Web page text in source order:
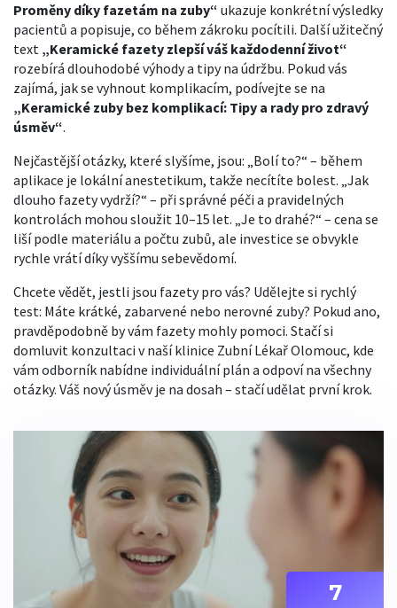
Proměny díky fazetám na zuby“ ukazuje konkrétní výsledky
pacientů a popisuje, co během zákroku pocítili. Další užitečný
text „Keramické fazety zlepší váš každodenní život“
rozebírá dlouhodobé výhody a tipy na údržbu. Pokud vás
zajímá, jak se vyhnout komplikacím, podívejte se na
„Keramické zuby bez komplikací: Tipy a rady pro zdravý
úsměv“.
Nejčastější otázky, které slyšíme, jsou: „Bolí to?“ – během
aplikace je lokální anestetikum, takže necítíte bolest. „Jak
dlouho fazety vydrží?“ – při správné péči a pravidelných
kontrolách mohou sloužit 10–15 let. „Je to drahé?“ – cena se
liší podle materiálu a počtu zubů, ale investice se obvykle
rychle vrátí díky vyššímu sebevědomí.
Chcete vědět, jestli jsou fazety pro vás? Udělejte si rychlý
test: Máte krátké, zabarvené nebo nerovné zuby? Pokud ano,
pravděpodobně by vám fazety mohly pomoci. Stačí si
domluvit konzultaci v naší klinice Zubní Lékař Olomouc, kde
vám odborník nabídne individuální plán a odpoví na všechny
otázky. Váš nový úsměv je na dosah – stačí udělat první krok.
7